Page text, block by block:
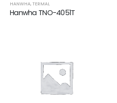
HANWHA,TERMAL
Hanwha TNO-4051T